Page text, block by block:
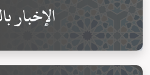
الإخبار